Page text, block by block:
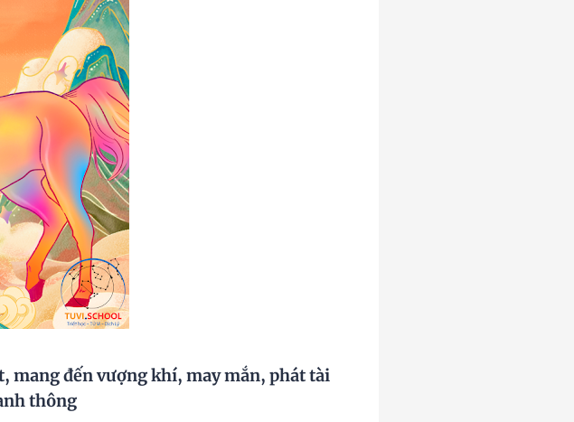
mang đến vượng khí, may mắn, phát tài
thông